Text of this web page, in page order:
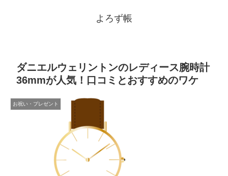
よろず帳
ダニエルウェリントンのレディース腕時計
36mmが人気！口コミとおすすめのワケ
お祝い・プレゼント